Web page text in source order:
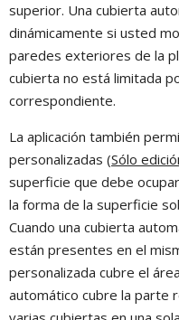
superior. Una cubierta
dinámicamente si usted
paredes exteriores de la
cubierta no está limitada
correspondiente.
La aplicación también
personalizadas (Sólo
superficie que debe
la forma de la superficie
Cuando una cubierta
están presentes en el
personalizada cubre el
automático cubre la parte